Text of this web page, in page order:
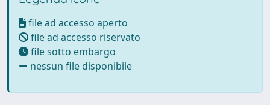
file ad accesso aperto
file ad accesso riservato
file sotto embargo
nessun file disponibile